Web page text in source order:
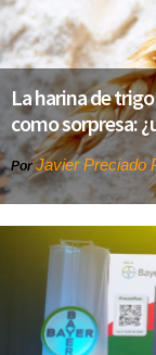
La harina de
como sorpresa:
PorJavier Preciado